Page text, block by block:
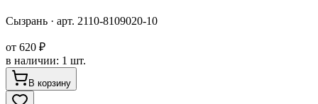
Сызрань · арт. 2110-8109020-10
от 620 ₽
в наличии: 1 шт.
В корзину